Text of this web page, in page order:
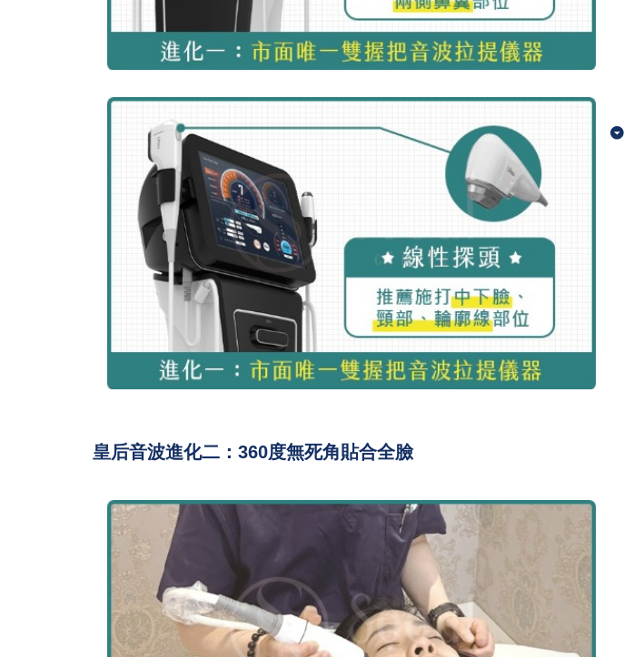
皇后音波進化二：360度無死角貼合全臉